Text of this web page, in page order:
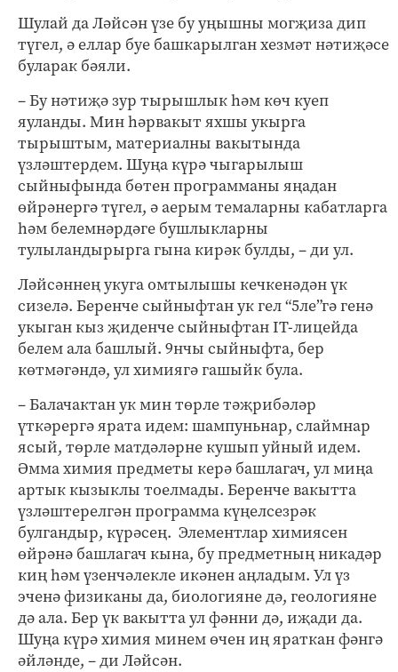
Шулай да Ләйсән үзе бу уңышны могҗиза дип
түгел, ә еллар буе башкарылган хезмәт нәтиҗәсе
буларак бәяли.
– Бу нәтиҗә зур тырышлык һәм көч куеп
яуланды. Мин һәрвакыт яхшы укырга
тырыштым, материалны вакытында
үзләштердем. Шуңа күрә чыгарылыш
сыйныфында бөтен программаны яңадан
өйрәнергә түгел, ә аерым темаларны кабатларга
һәм белемнәрдәге бушлыкларны
тулыландырырга гына кирәк булды, – ди ул.
Ләйсәннең укуга омтылышы кечкенәдән үк
сизелә. Беренче сыйныфтан ук гел “5ле”гә генә
укыган кыз җиденче сыйныфтан IT-лицейда
белем ала башлый. 9нчы сыйныфта, бер
көтмәгәндә, ул химиягә гашыйк була.
– Балачактан ук мин төрле тәҗрибәләр
үткәрергә ярата идем: шампуньнар, слаймнар
ясый, төрле матдәләрне кушып уйный идем.
Әмма химия предметы керә башлагач, ул миңа
артык кызыклы тоелмады. Беренче вакытта
үзләштерелгән программа күңелсезрәк
булгандыр, күрәсең. Элементлар химиясен
өйрәнә башлагач кына, бу предметның никадәр
киң һәм үзенчәлекле икәнен аңладым. Ул үз
эченә физиканы да, биологияне дә, геологияне
дә ала. Бер үк вакытта ул фәнни дә, иҗади да.
Шуңа күрә химия минем өчен иң яраткан фәнгә
әйләнде, – ди Ләйсән.